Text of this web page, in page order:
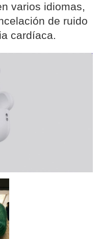
varios idiomas,
de ruido
cardíaca.